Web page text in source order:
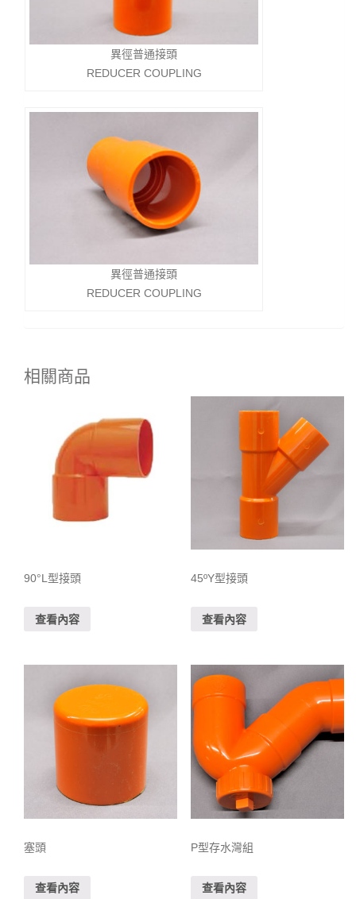
異徑普通接頭
REDUCER COUPLING
異徑普通接頭
REDUCER COUPLING
相關商品
90°L型接頭
查看內容
45ºY型接頭
查看內容
塞頭
查看內容
P型存水灣組
查看內容